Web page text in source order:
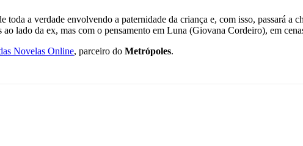
toda a verdade envolvendo a paternidade da criança e, com isso, passará
ao lado da ex, mas com o pensamento em Luna (Giovana Cordeiro), em
Novelas Online, parceiro do Metrópoles.